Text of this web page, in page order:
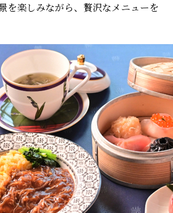
を楽しみながら、贅沢なメニューを